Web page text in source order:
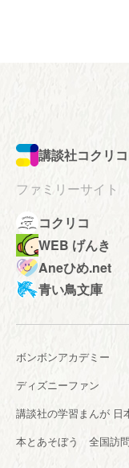
講談社コクリコ
ファミリーサイト
コクリコ
WEB げんき
Aneひめ.net
青い鳥文庫
ボンボンアカデミー
ディズニーファン
講談社の学習まんが 日
本とあそぼう 全国訪